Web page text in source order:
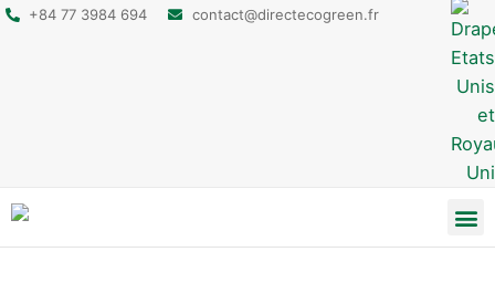
+84 77 3984 694 contact@directecogreen.fr